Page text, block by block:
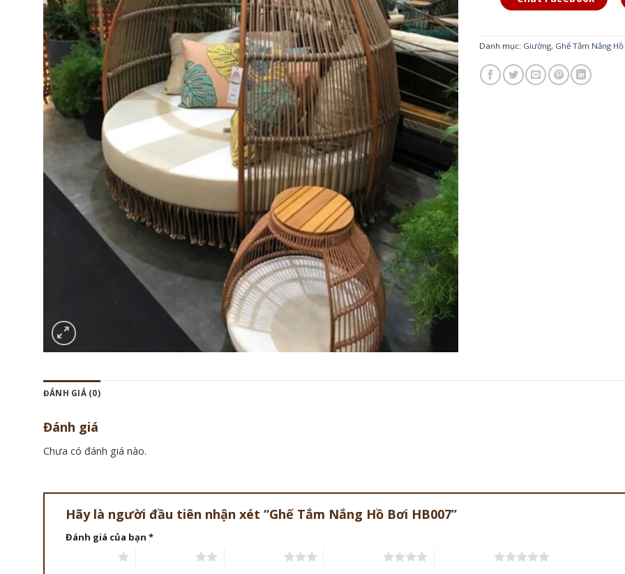
Danh mục: Giường, Ghế Tắm Nắng
ĐÁNH GIÁ (0)
Đánh giá
Chưa có đánh giá nào.
Hãy là người đầu tiên nhận xét “Ghế Tắm Nắng Hồ Bơi HB007”
Đánh giá của bạn *